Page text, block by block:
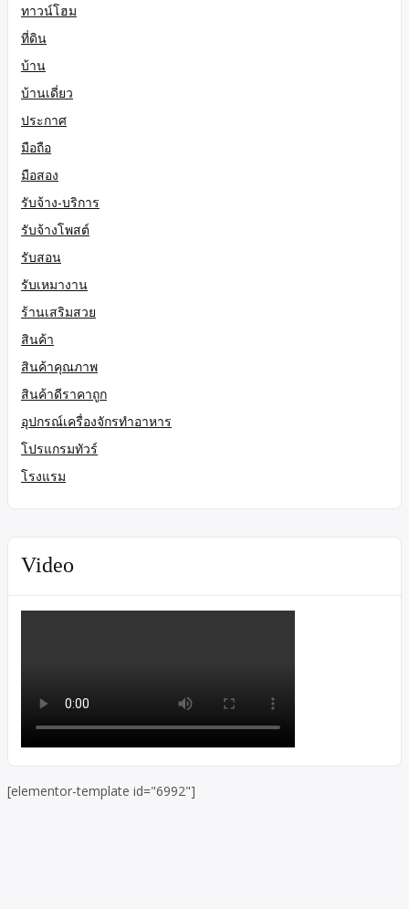
ทาวน์โฮม
ที่ดิน
บ้าน
บ้านเดี่ยว
ประกาศ
มือถือ
มือสอง
รับจ้าง-บริการ
รับจ้างโพสต์
รับสอน
รับเหมางาน
ร้านเสริมสวย
สินค้า
สินค้าคุณภาพ
สินค้าดีราคาถูก
อุปกรณ์เครื่องจักรทำอาหาร
โปรแกรมทัวร์
โรงแรม
Video
[elementor-template id="6992"]